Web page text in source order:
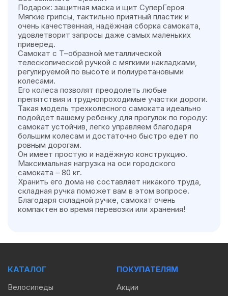
Подарок: защитная маска и щит СуперГероя
Мягкие грипсы, тактильно приятный пластик и
очень качественная, надёжная сборка самоката,
удовлетворит запросы даже самых маленьких
приверед.
Самокат с Т–образной металлической
телескопической ручкой с мягкими накладками,
регулируемой по высоте и полиуретановыми
колесами.
Его колеса позволят преодолеть любые
препятствия и труднопроходимые участки дороги.
Такая модель трехколесного самоката идеально
подойдет вашему ребенку для прогулок по городу:
самокат устойчив, легко управляем благодаря
большим колесам и достаточно быстро едет по
ровным дорогам.
Он имеет простую и надёжную конструкцию.
Максимальная нагрузка на оси городского
самоката – 80 кг.
Хранить его дома не составляет никакого труда,
складная ручка поможет вам в этом вопросе.
Благодаря складной ручке, самокат очень
компактен во время перевозки или хранения!
КАТАЛОГ
Велосипеды
ПОКУПАТЕЛЯМ
Акции